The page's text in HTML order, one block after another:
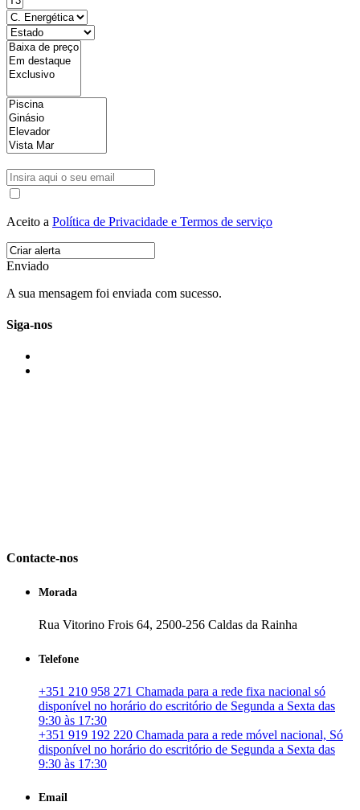
Aceito a Política de Privacidade e Termos de serviço
Enviado
A sua mensagem foi enviada com sucesso.
Siga-nos
Contacte-nos
Morada
Rua Vitorino Frois 64, 2500-256 Caldas da Rainha
Telefone
+351 210 958 271 Chamada para a rede fixa nacional só
disponível no horário do escritório de Segunda a Sexta das
9:30 às 17:30
+351 919 192 220 Chamada para a rede móvel nacional, Só
disponível no horário do escritório de Segunda a Sexta das
9:30 às 17:30
Email